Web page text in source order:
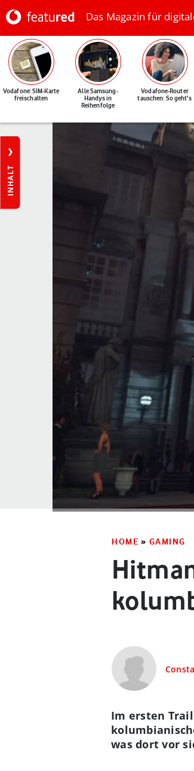
Das Magazin für
Vodafone: SIM-Karte
freischalten
Alle Samsung-
Handys in
Reihenfolge
Vodafone-Router
tauschen: So geht's
INHALT
HOME » GAMING
Im ersten
was dort vor